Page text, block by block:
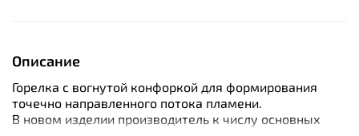
Описание
Горелка с вогнутой конфоркой для формирования
точечно направленного потока пламени.
В новом изделии производитель к числу основных